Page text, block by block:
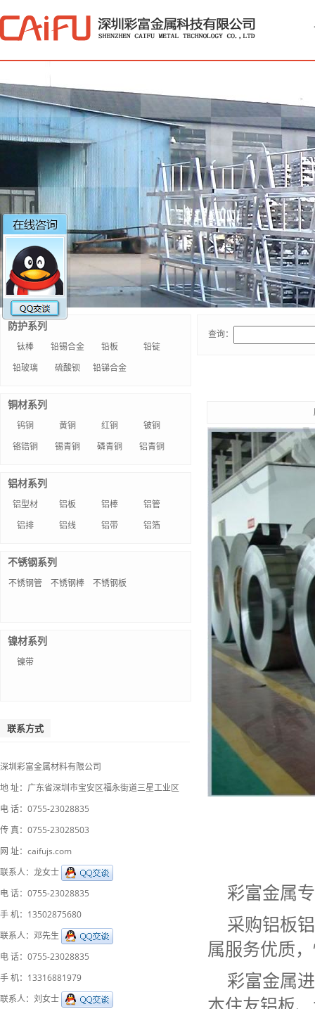
防护系列
钛棒 铅锡合金 铅板
铅锭
铅玻璃
硫酸钡 铅锑合金
铜材系列
钨铜 黄铜 红铜
铍铜
铬锆铜
锡青铜 磷青铜 铝青铜
铝材系列
铝型材 铝板 铝棒
铝管
铝排
铝线 铝带 铝箔
不锈钢系列
不锈钢管 不锈钢棒 不锈钢板
镍材系列
镍带
联系方式
深圳彩富金属材料有限公司
地 址：广东省深圳市宝安区福永街道三星工业区
电 话：0755-23028835
传 真：0755-23028503
网 址：caifujs.com
联系人：龙女士
电 话：0755-23028835
手 机：13502875680
联系人：邓先生
电 话：0755-23028835
手 机：13316881979
联系人：刘女士
查询：
彩富金属
采购铝板
属服务优质
彩富金属